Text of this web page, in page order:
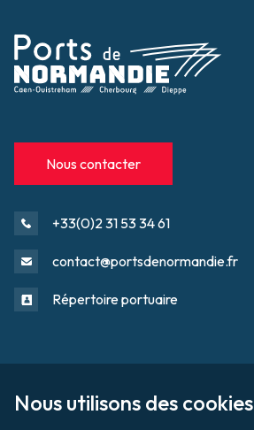
Nous utilisons des cookies
Nous contacter
+33(0)2 31 53 34 61
contact@portsdenormandie.fr
Répertoire portuaire